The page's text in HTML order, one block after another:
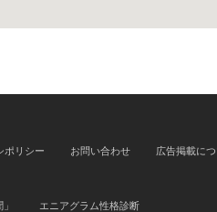
ポリシー お問い合わせ 広告掲載に
エニアグラム性格診断